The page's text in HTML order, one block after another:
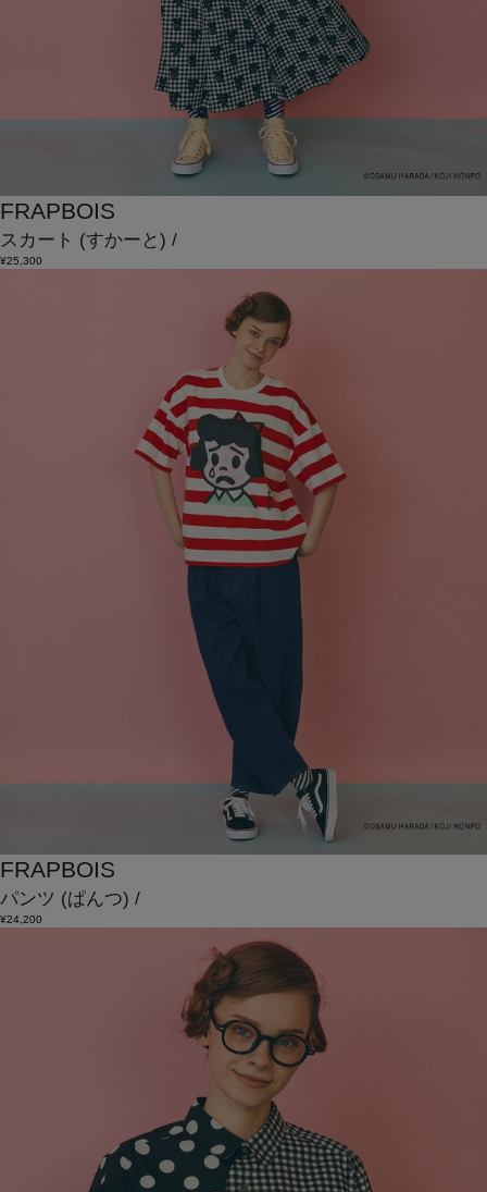
FRAPBOIS
スカート (すかーと) /
¥25,300
FRAPBOIS
パンツ (ぱんつ) /
¥24,200